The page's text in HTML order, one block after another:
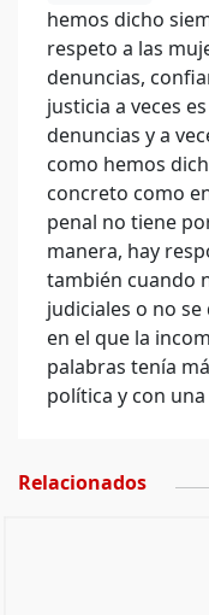
hemos dicho
respeto a las
denuncias,
justicia a veces
denuncias y a
como hemos
concreto como
penal no tiene
manera, hay
también cuando
judiciales o no
en el que la
palabras tenía
política y con
Relacionados